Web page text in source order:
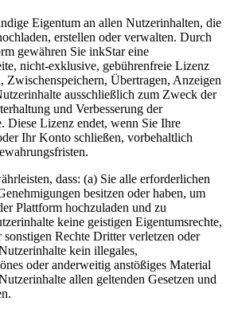
Eigentum an allen Nutzerinhalten, die
erstellen oder verwalten. Durch
gewähren Sie inkStar eine
nicht-exklusive, gebührenfreie Lizenz
Zwischenspeichern, Übertragen, Anzeigen
ausschließlich zum Zweck der
und Verbesserung der
Diese Lizenz endet, wenn Sie Ihre
Ihr Konto schließen, vorbehaltlich
dass: (a) Sie alle erforderlichen
besitzen oder haben, um
Plattform hochzuladen und zu
keine geistigen Eigentumsrechte,
sonstigen Rechte Dritter verletzen oder
kein illegales,
oder anderweitig anstößiges Material
allen geltenden Gesetzen und